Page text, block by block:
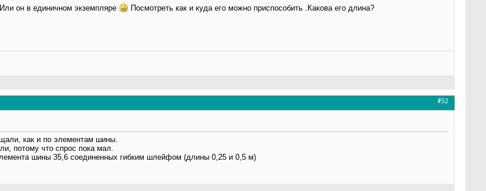
он в единичном экземпляре Посмотреть как и куда его можно приспособить .Какова его длина?
#52
как и по элементам шины.
потому что спрос пока мал.
шины 35,6 соединенных гибким шлейфом (длины 0,25 и 0,5 м)